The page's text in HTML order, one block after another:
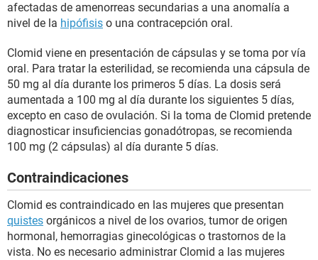
afectadas de amenorreas secundarias a una anomalía a
nivel de la hipófisis o una contracepción oral.
Clomid viene en presentación de cápsulas y se toma por vía
oral. Para tratar la esterilidad, se recomienda una cápsula de
50 mg al día durante los primeros 5 días. La dosis será
aumentada a 100 mg al día durante los siguientes 5 días,
excepto en caso de ovulación. Si la toma de Clomid pretende
diagnosticar insuficiencias gonadótropas, se recomienda
100 mg (2 cápsulas) al día durante 5 días.
Contraindicaciones
Clomid es contraindicado en las mujeres que presentan
quistes orgánicos a nivel de los ovarios, tumor de origen
hormonal, hemorragias ginecológicas o trastornos de la
vista. No es necesario administrar Clomid a las mujeres